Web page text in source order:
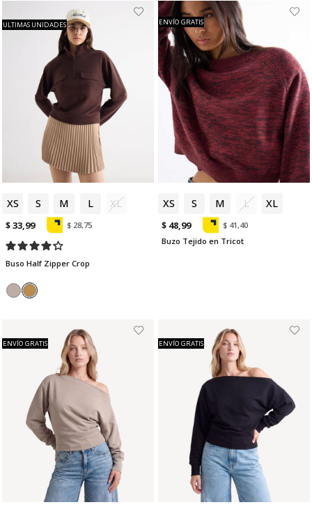
XS S M L XL
ULTIMAS UNIDADES
$ 33,99 $ 28,75
Buso Half Zipper Crop
XS S M L XL
ENVÍO GRATIS
$ 48,99
$ 41,40
Buzo Tejido en Tricot
ENVÍO GRATIS ENVÍO GRATIS